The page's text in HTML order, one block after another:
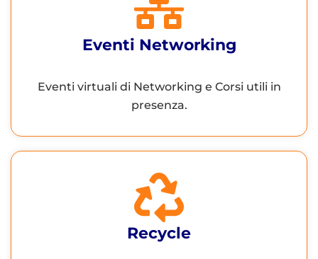
Eventi Networking
Eventi virtuali di Networking e Corsi utili in
presenza.
Recycle